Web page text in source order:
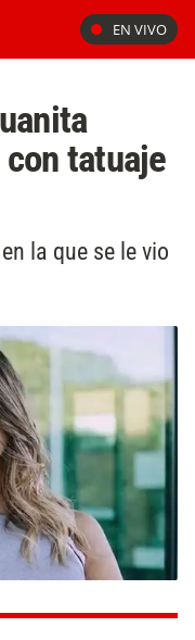
EN VIVO
tatuaje
la que se le vio